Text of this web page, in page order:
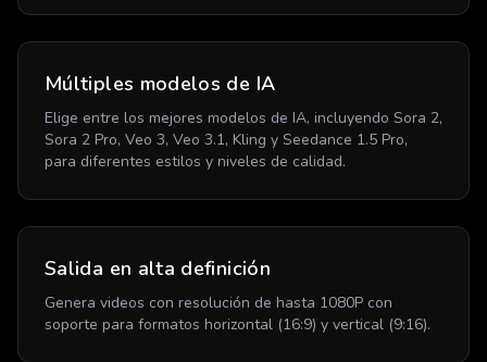
Múltiples modelos de IA
Elige entre los mejores modelos de IA, incluyendo Sora 2,
Sora 2 Pro, Veo 3, Veo 3.1, Kling y Seedance 1.5 Pro,
para diferentes estilos y niveles de calidad.
Salida en alta definición
Genera videos con resolución de hasta 1080P con
soporte para formatos horizontal (16:9) y vertical (9:16).